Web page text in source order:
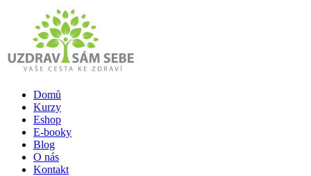
Domů
Kurzy
Eshop
E-booky
Blog
O nás
Kontakt